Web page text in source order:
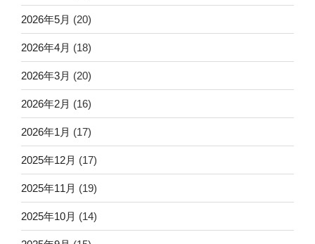
2026年5月 (20)
2026年4月 (18)
2026年3月 (20)
2026年2月 (16)
2026年1月 (17)
2025年12月 (17)
2025年11月 (19)
2025年10月 (14)